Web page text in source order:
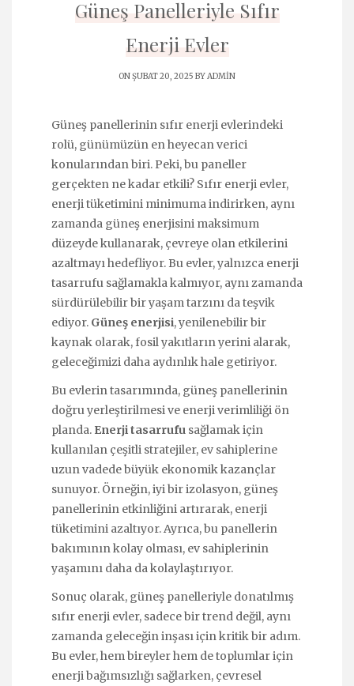
Güneş Panelleriyle Sıfır
Enerji Evler
ON ŞUBAT 20, 2025 BYADMIN
Güneş panellerinin sıfır enerji evlerindeki
rolü, günümüzün en heyecan verici
konularından biri. Peki, bu paneller
gerçekten ne kadar etkili? Sıfır enerji evler,
enerji tüketimini minimuma indirirken, aynı
zamanda güneş enerjisini maksimum
düzeyde kullanarak, çevreye olan etkilerini
azaltmayı hedefliyor. Bu evler, yalnızca enerji
tasarrufu sağlamakla kalmıyor, aynı zamanda
sürdürülebilir bir yaşam tarzını da teşvik
ediyor. Güneş enerjisi, yenilenebilir bir
kaynak olarak, fosil yakıtların yerini alarak,
geleceğimizi daha aydınlık hale getiriyor.
Bu evlerin tasarımında, güneş panellerinin
doğru yerleştirilmesi ve enerji verimliliği ön
planda. Enerji tasarrufu sağlamak için
kullanılan çeşitli stratejiler, ev sahiplerine
uzun vadede büyük ekonomik kazançlar
sunuyor. Örneğin, iyi bir izolasyon, güneş
panellerinin etkinliğini artırarak, enerji
tüketimini azaltıyor. Ayrıca, bu panellerin
bakımının kolay olması, ev sahiplerinin
yaşamını daha da kolaylaştırıyor.
Sonuç olarak, güneş panelleriyle donatılmış
sıfır enerji evler, sadece bir trend değil, aynı
zamanda geleceğin inşası için kritik bir adım.
Bu evler, hem bireyler hem de toplumlar için
enerji bağımsızlığı sağlarken, çevresel